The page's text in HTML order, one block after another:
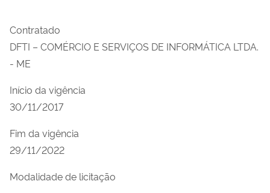
Contratado
DFTI – COMÉRCIO E SERVIÇOS DE INFORMÁTICA LTDA.
- ME
Início da vigência
30/11/2017
Fim da vigência
29/11/2022
Modalidade de licitação